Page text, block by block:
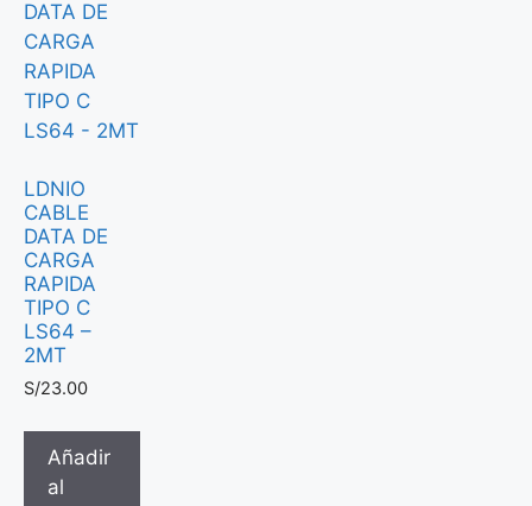
LDNIO
CABLE
DATA DE
CARGA
RAPIDA
TIPO C
LS64 –
2MT
S/23.00
Añadir
al